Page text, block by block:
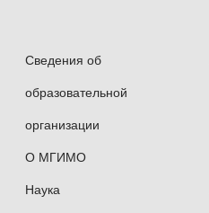
Сведения об
образовательной
организации
О МГИМО
Наука